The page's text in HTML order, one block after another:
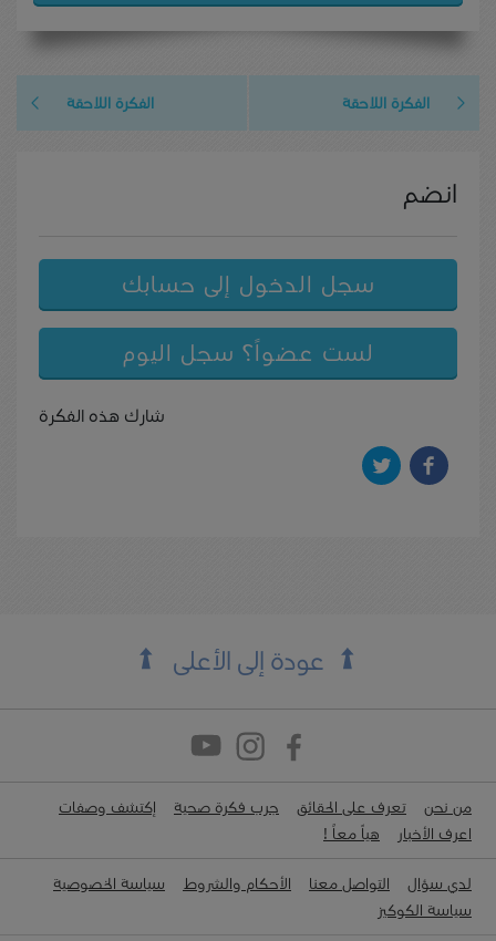
الفكرة اللاحقة الفكرة اللاحقة
انضم
سجل الدخول إلى حسابك
لست عضواً؟ سجل اليوم
شارك هذه الفكرة
عودة إلى الأعلى
من نحن تعرف على الحقائق جرب فكرة صحية
إكتشف وصفات
اعرف الأخبار
هياّ معاً !
لدي سؤال التواصل معنا الأحكام والشروط
سياسة الخصوصية
سياسة الكوكيز